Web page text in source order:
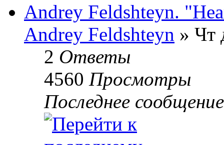
Andrey Feldshteyn.
Andrey Feldshteyn » Чт
2 Ответы
4560 Просмотры
Последнее